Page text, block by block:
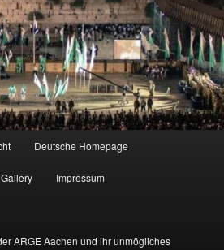
Deutsche Homepage
Gallery Impressum
ARGE Aachen und ihr unmögliches